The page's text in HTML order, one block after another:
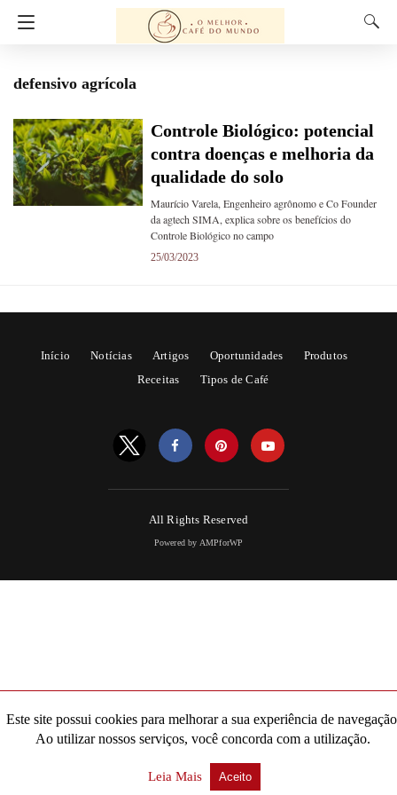
defensivo agrícola
Controle Biológico: potencial
contra doenças e melhoria da
qualidade do solo
Maurício Varela, Engenheiro agrônomo e Co Founder
da agtech SIMA, explica sobre os benefícios do
Controle Biológico no campo
25/03/2023
Início Notícias Artigos Oportunidades
Produtos
Receitas
Tipos de Café
All Rights Reserved
Powered by AMPforWP
Este site possui cookies para melhorar a sua experiência de
Ao utilizar nossos serviços, você concorda com a utilização.
Leia Mais Aceito